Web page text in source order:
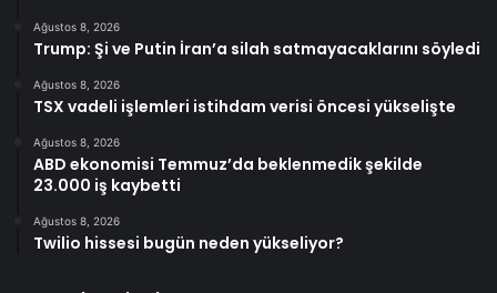
Ağustos 8, 2026
Trump: Şi ve Putin İran’a silah satmayacaklarını söyledi
Ağustos 8, 2026
TSX vadeli işlemleri istihdam verisi öncesi yükselişte
Ağustos 8, 2026
ABD ekonomisi Temmuz’da beklenmedik şekilde
23.000 iş kaybetti
Ağustos 8, 2026
Twilio hissesi bugün neden yükseliyor?